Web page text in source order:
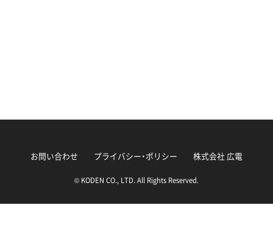
お問い合わせ プライバシー・ポリシー 株式会社 広電
© KODEN CO., LTD. All Rights Reserved.